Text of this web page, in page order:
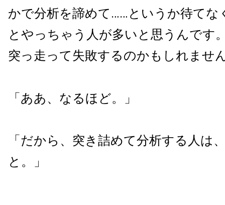
かで分析を諦めて……というか待てな
とやっちゃう人が多いと思うんです
突っ走って失敗するのかもしれませ
「ああ、なるほど。」
「だから、突き詰めて分析する人は
と。」